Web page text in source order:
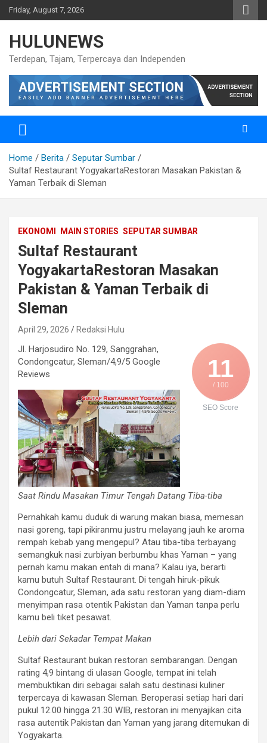
Skip
to
Friday, August 7, 2026
HULUNEWS
Terdepan, Tajam, Terpercaya dan Independen
Home Berita
Seputar Sumbar
Sultaf Restaurant YogyakartaRestoran Masakan Pakistan &
Yaman Terbaik di Sleman
EKONOMI MAIN STORIES SEPUTAR SUMBAR
Sultaf Restaurant
YogyakartaRestoran Masakan
Pakistan & Yaman Terbaik di
Sleman
April 29, 2026 Redaksi Hulu
11
/ 100
SEO Score
Jl. Harjosudiro No. 129, Sanggrahan,
Condongcatur, Sleman/4,9/5 Google
Reviews
Saat Rindu Masakan Timur Tengah Datang Tiba-tiba
Pernahkah kamu duduk di warung makan biasa, memesan
nasi goreng, tapi pikiranmu justru melayang jauh ke aroma
rempah kebab yang mengepul? Atau tiba-tiba terbayang
semangkuk nasi zurbiyan berbumbu khas Yaman – yang
pernah kamu makan entah di mana? Kalau iya, berarti
kamu butuh Sultaf Restaurant. Di tengah hiruk-pikuk
Condongcatur, Sleman, ada satu restoran yang diam-diam
menyimpan rasa otentik Pakistan dan Yaman tanpa perlu
kamu beli tiket pesawat.
Lebih dari Sekadar Tempat Makan
Sultaf Restaurant bukan restoran sembarangan. Dengan
rating 4,9 bintang di ulasan Google, tempat ini telah
membuktikan diri sebagai salah satu destinasi kuliner
terpercaya di kawasan Sleman. Beroperasi setiap hari dari
pukul 12.00 hingga 21.30 WIB, restoran ini menyajikan cita
rasa autentik Pakistan dan Yaman yang jarang ditemukan di
Yogyakarta.